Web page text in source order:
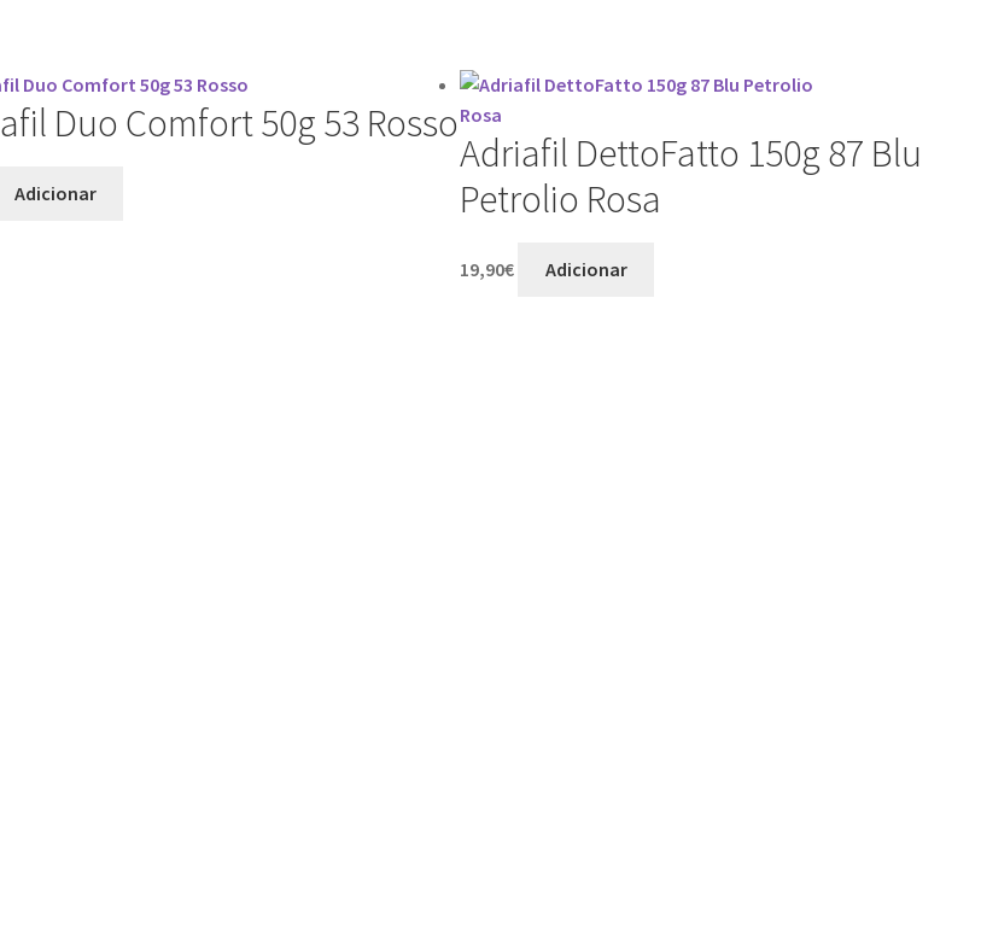
Duo Comfort 50g 53 Rosso
Adicionar
Adriafil DettoFatto 150g 87 Blu
Petrolio Rosa
19,90€ Adicionar